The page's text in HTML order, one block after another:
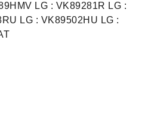
LG : VK89281R LG :
LG : VK89502HU LG :